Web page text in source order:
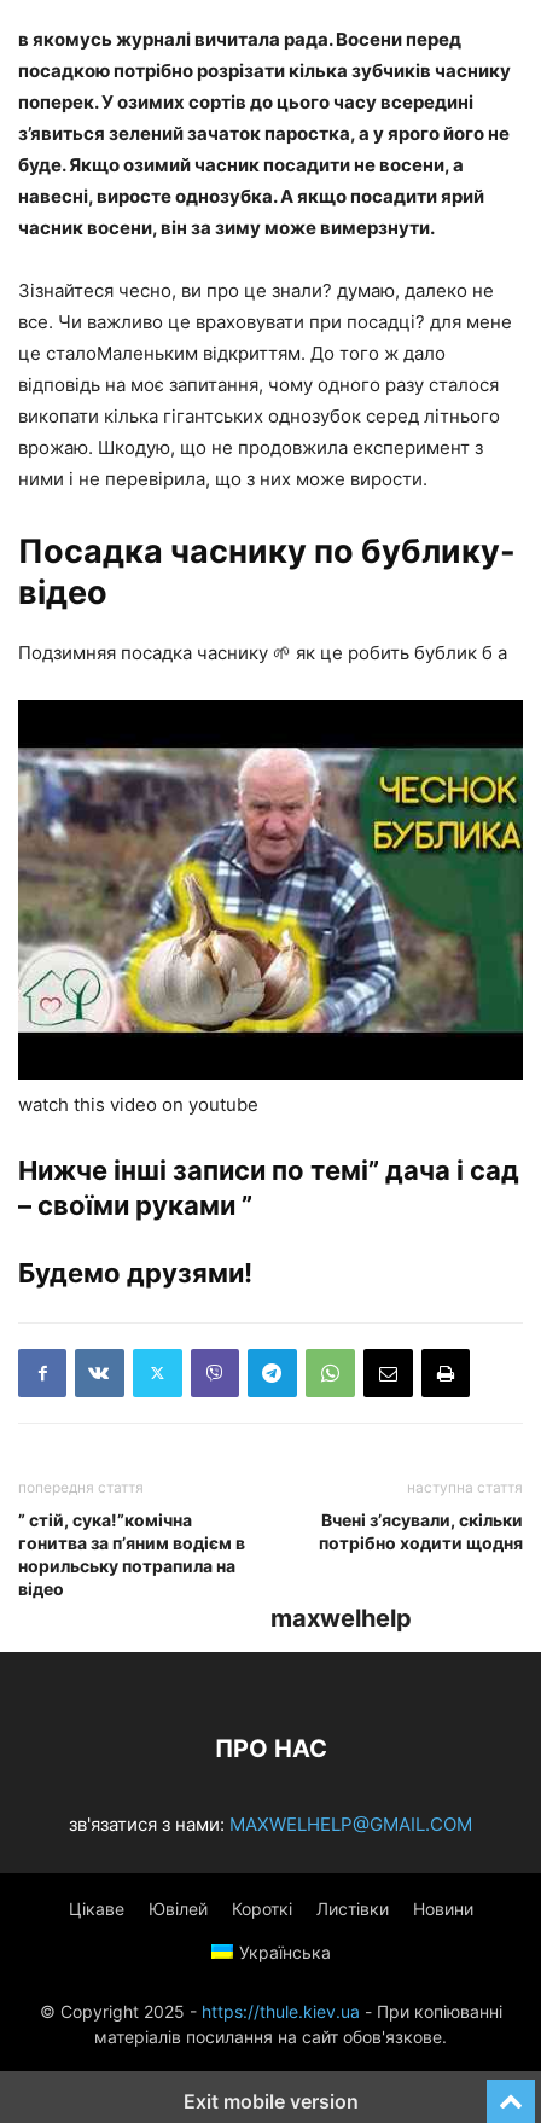
в якомусь журналі вичитала рада. Восени перед
посадкою потрібно розрізати кілька зубчиків часнику
поперек. У озимих сортів до цього часу всередині
з’явиться зелений зачаток паростка, а у ярого його не
буде. Якщо озимий часник посадити не восени, а
навесні, виросте однозубка. А якщо посадити ярий
часник восени, він за зиму може вимерзнути.
Зізнайтеся чесно, ви про це знали? думаю, далеко не
все. Чи важливо це враховувати при посадці? для мене
це сталоМаленьким відкриттям. До того ж дало
відповідь на моє запитання, чому одного разу сталося
викопати кілька гігантських однозубок серед літнього
врожаю. Шкодую, що не продовжила експеримент з
ними і не перевірила, що з них може вирости.
Посадка часнику по бублику-
відео
Подзимняя посадка часнику 🌱 як це робить бублик б а
watch this video on youtube
Нижче інші записи по темі” дача і сад
– своїми руками ”
Будемо друзями!
попередня стаття
” стій, сука!”комічна
гонитва за п’яним водієм в
норильську потрапила на
відео
наступна стаття
Вчені з’ясували, скільки
потрібно ходити щодня
maxwelhelp
ПРО НАС
зв'язатися з нами: MAXWELHELP@GMAIL.COM
Цікаве Ювілей Короткі Листівки Новини
Українська
© Copyright 2025 - https://thule.kiev.ua - При копіюванні
матеріалів посилання на сайт обов'язкове.
Exit mobile version